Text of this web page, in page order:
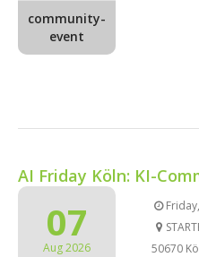
community-
event
AI Friday Köln: KI-
07
Aug 2026
50670